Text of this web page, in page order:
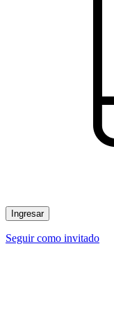
Ingresar
Seguir como invitado